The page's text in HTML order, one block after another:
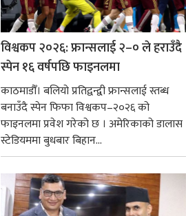
विश्वकप २०२६: फ्रान्सलाई २–० ले हराउँदै
स्पेन १६ वर्षपछि फाइनलमा
काठमाडौँ। बलियो प्रतिद्वन्द्वी फ्रान्सलाई स्तब्ध
बनाउँदै स्पेन फिफा विश्वकप–२०२६ को
फाइनलमा प्रवेश गरेको छ । अमेरिकाको डालास
स्टेडियममा बुधबार बिहान...